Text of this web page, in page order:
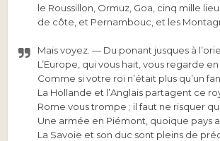
le Roussillon, Ormuz, Goa, cinq mille
de côte, et Pernambouc, et les
Mais voyez. — Du ponant jusques à
L’Europe, qui vous hait, vous regarde en
Comme si votre roi n’était plus qu’un
La Hollande et l’Anglais partagent ce
Rome vous trompe ; il faut ne risquer
Une armée en Piémont, quoique pays
La Savoie et son duc sont pleins de